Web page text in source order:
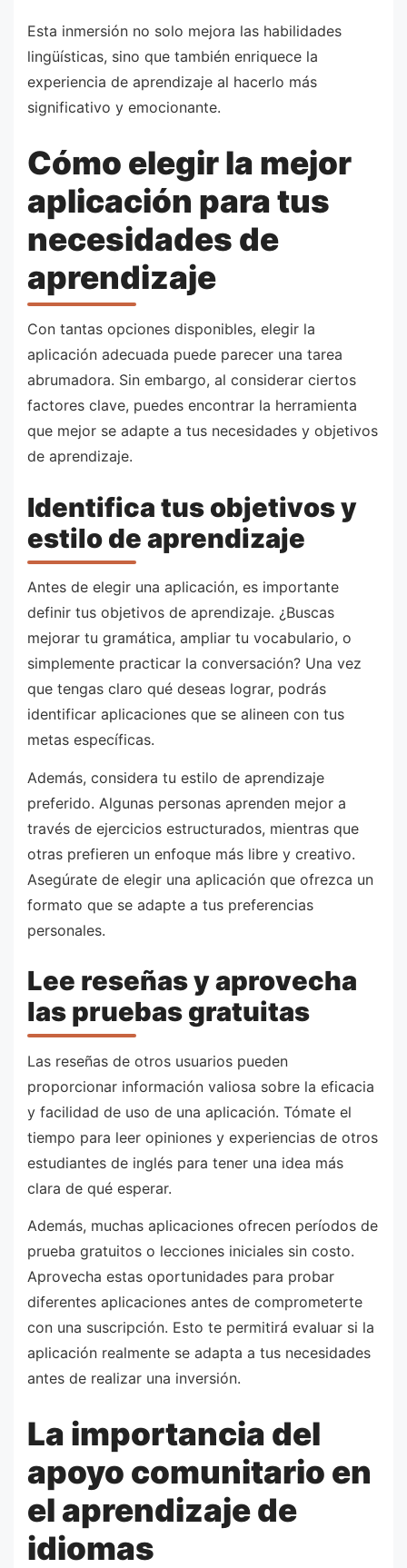
Esta inmersión no solo mejora las habilidades
lingüísticas, sino que también enriquece la
experiencia de aprendizaje al hacerlo más
significativo y emocionante.
Cómo elegir la mejor
aplicación para tus
necesidades de
aprendizaje
Con tantas opciones disponibles, elegir la
aplicación adecuada puede parecer una tarea
abrumadora. Sin embargo, al considerar ciertos
factores clave, puedes encontrar la herramienta
que mejor se adapte a tus necesidades y objetivos
de aprendizaje.
Identifica tus objetivos y
estilo de aprendizaje
Antes de elegir una aplicación, es importante
definir tus objetivos de aprendizaje. ¿Buscas
mejorar tu gramática, ampliar tu vocabulario, o
simplemente practicar la conversación? Una vez
que tengas claro qué deseas lograr, podrás
identificar aplicaciones que se alineen con tus
metas específicas.
Además, considera tu estilo de aprendizaje
preferido. Algunas personas aprenden mejor a
través de ejercicios estructurados, mientras que
otras prefieren un enfoque más libre y creativo.
Asegúrate de elegir una aplicación que ofrezca un
formato que se adapte a tus preferencias
personales.
Lee reseñas y aprovecha
las pruebas gratuitas
Las reseñas de otros usuarios pueden
proporcionar información valiosa sobre la eficacia
y facilidad de uso de una aplicación. Tómate el
tiempo para leer opiniones y experiencias de otros
estudiantes de inglés para tener una idea más
clara de qué esperar.
Además, muchas aplicaciones ofrecen períodos de
prueba gratuitos o lecciones iniciales sin costo.
Aprovecha estas oportunidades para probar
diferentes aplicaciones antes de comprometerte
con una suscripción. Esto te permitirá evaluar si la
aplicación realmente se adapta a tus necesidades
antes de realizar una inversión.
La importancia del
apoyo comunitario en
el aprendizaje de
idiomas